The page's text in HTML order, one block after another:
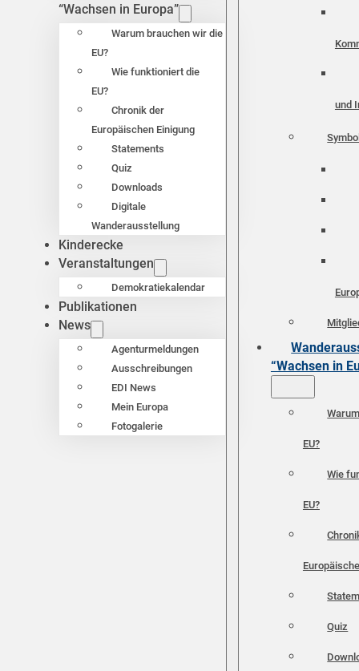
“Wachsen in Europa”
Warum brauchen wir die
EU?
Wie funktioniert die
EU?
Chronik der
Europäischen Einigung
Statements
Quiz
Downloads
Digitale
Wanderausstellung
Kinderecke
Veranstaltungen
Demokratiekalendar
Publikationen
News
Agenturmeldungen
Ausschreibungen
EDI News
Mein Europa
Fotogalerie
und
“Wachsen in
EU?
Wie
EU?
Quiz